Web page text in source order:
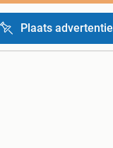
Plaats advertentie